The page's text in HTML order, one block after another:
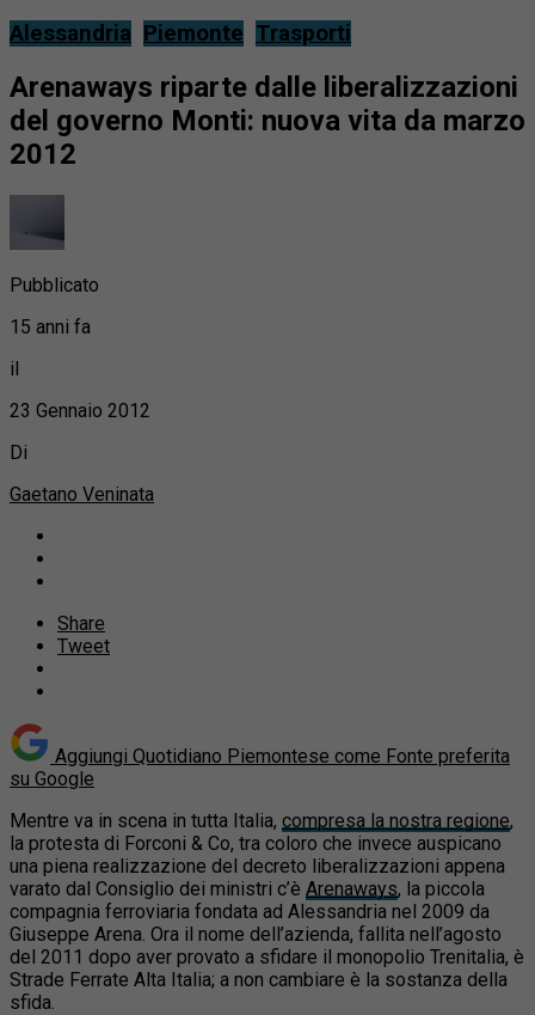
Alessandria Piemonte Trasporti
Arenaways riparte dalle liberalizzazioni
del governo Monti: nuova vita da marzo
2012
Pubblicato
15 anni fa
il
23 Gennaio 2012
Di
Gaetano Veninata
Share
Tweet
Aggiungi Quotidiano Piemontese come Fonte preferita
su Google
Mentre va in scena in tutta Italia, compresa la nostra regione,
la protesta di Forconi & Co, tra coloro che invece auspicano
una piena realizzazione del decreto liberalizzazioni appena
varato dal Consiglio dei ministri c’è Arenaways, la piccola
compagnia ferroviaria fondata ad Alessandria nel 2009 da
Giuseppe Arena. Ora il nome dell’azienda, fallita nell’agosto
del 2011 dopo aver provato a sfidare il monopolio Trenitalia, è
Strade Ferrate Alta Italia; a non cambiare è la sostanza della
sfida.